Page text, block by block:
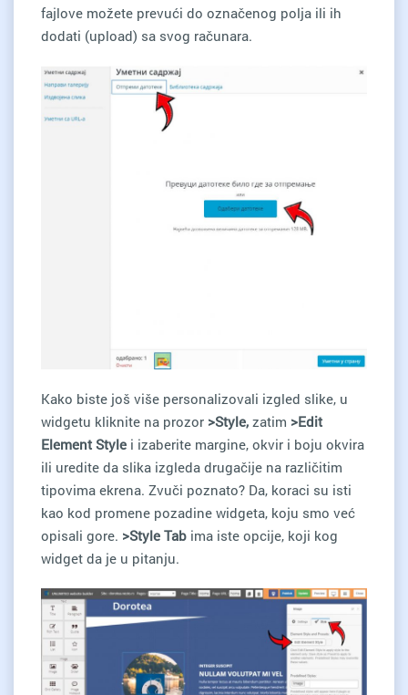
fajlove možete prevući do označenog polja ili ih
dodati (upload) sa svog računara.
Kako biste još više personalizovali izgled slike, u
widgetu kliknite na prozor >Style, zatim >Edit
Element Style i izaberite margine, okvir i boju okvira
ili uredite da slika izgleda drugačije na različitim
tipovima ekrena. Zvuči poznato? Da, koraci su isti
kao kod promene pozadine widgeta, koju smo već
opisali gore. >Style Tab ima iste opcije, koji kog
widget da je u pitanju.